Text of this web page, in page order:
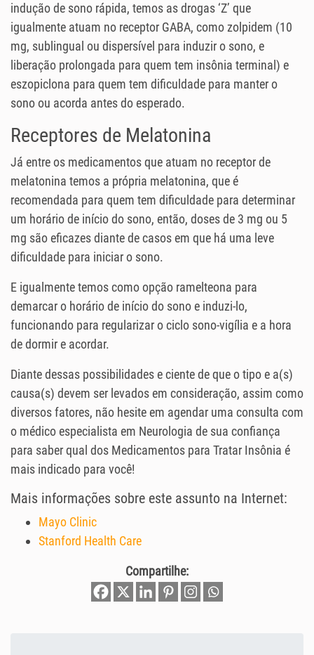
indução de sono rápida, temos as drogas ‘Z’ que
igualmente atuam no receptor GABA, como zolpidem (10
mg, sublingual ou dispersível para induzir o sono, e
liberação prolongada para quem tem insônia terminal) e
eszopiclona para quem tem dificuldade para manter o
sono ou acorda antes do esperado.
Receptores de Melatonina
Já entre os medicamentos que atuam no receptor de
melatonina temos a própria melatonina, que é
recomendada para quem tem dificuldade para determinar
um horário de início do sono, então, doses de 3 mg ou 5
mg são eficazes diante de casos em que há uma leve
dificuldade para iniciar o sono.
E igualmente temos como opção ramelteona para
demarcar o horário de início do sono e induzi-lo,
funcionando para regularizar o ciclo sono-vigília e a hora
de dormir e acordar.
Diante dessas possibilidades e ciente de que o tipo e a(s)
causa(s) devem ser levados em consideração, assim como
diversos fatores, não hesite em agendar uma consulta com
o médico especialista em Neurologia de sua confiança
para saber qual dos Medicamentos para Tratar Insônia é
mais indicado para você!
Mais informações sobre este assunto na Internet:
Mayo Clinic
Stanford Health Care
Compartilhe: